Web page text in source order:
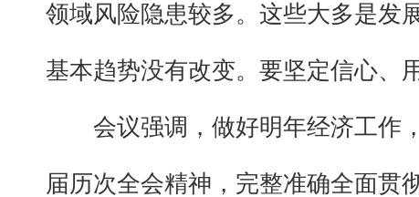
领域风险隐患较多。这些大多是发
基本趋势没有改变。要坚定信心、
会议强调，做好明年经济工作
届历次全会精神，完整准确全面贯